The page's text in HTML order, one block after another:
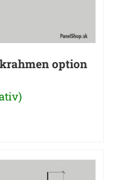
option